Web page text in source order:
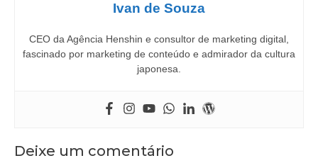
Ivan de Souza
CEO da Agência Henshin e consultor de marketing digital,
fascinado por marketing de conteúdo e admirador da cultura
japonesa.
Deixe um comentário